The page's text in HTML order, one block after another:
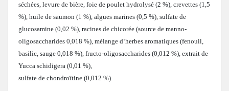
séchées, levure de bière, foie de poulet hydrolysé (2 %), crevettes (1,5
%), huile de saumon (1 %), algues marines (0,5 %), sulfate de
glucosamine (0,02 %), racines de chicorée (source de manno-
oligosaccharides 0,018 %), mélange d‘herbes aromatiques (fenouil,
basilic, sauge 0,018 %), fructo-oligosaccharides (0,012 %), extrait de
Yucca schidigera (0,01 %),
sulfate de chondroïtine (0,012 %).